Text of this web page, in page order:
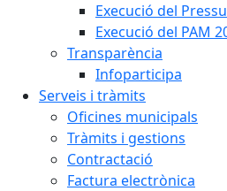
Execució del
Execució del PAM
Transparència
Infoparticipa
Serveis i tràmits
Oficines municipals
Tràmits i gestions
Contractació
Factura electrònica